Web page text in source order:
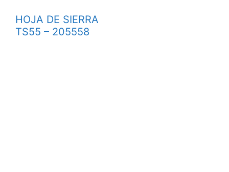
HOJA DE SIERRA
TS55 – 205558